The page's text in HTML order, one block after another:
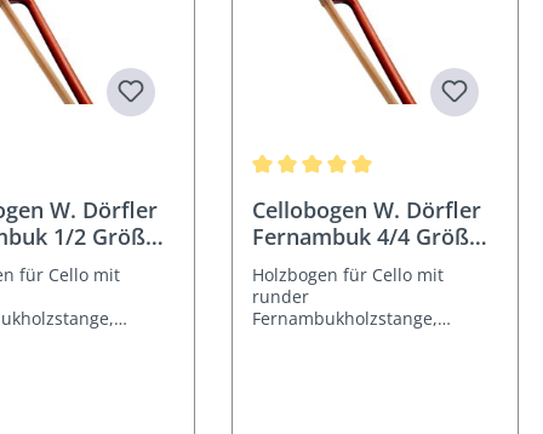
W. Dörfler
1/2 Größe
für Cello mit
Cellobogen W. Dörfler
Fernambuk 4/4 Größe
D15
Holzbogen für Cello mit
runder
Fernambukholzstange,